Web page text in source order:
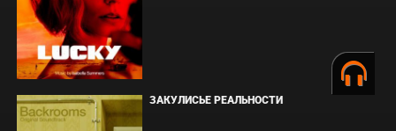
ЗАКУЛИСЬЕ РЕАЛЬНОСТИ